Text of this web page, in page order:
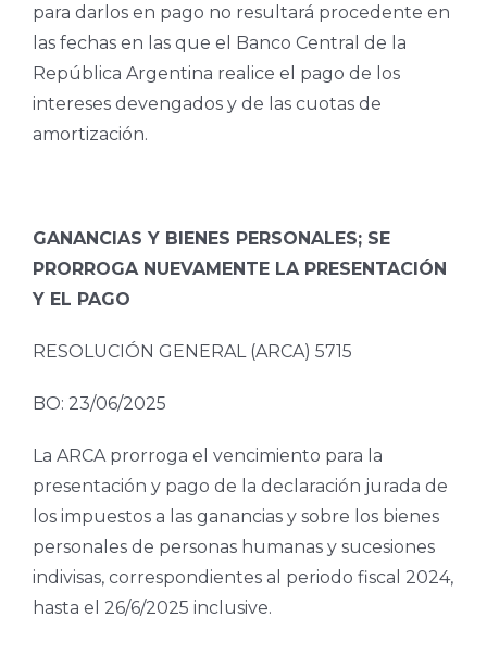
para darlos en pago no resultará procedente en
las fechas en las que el Banco Central de la
República Argentina realice el pago de los
intereses devengados y de las cuotas de
amortización.
GANANCIAS Y BIENES PERSONALES; SE
PRORROGA NUEVAMENTE LA PRESENTACIÓN
Y EL PAGO
RESOLUCIÓN GENERAL (ARCA) 5715
BO: 23/06/2025
La ARCA prorroga el vencimiento para la
presentación y pago de la declaración jurada de
los impuestos a las ganancias y sobre los bienes
personales de personas humanas y sucesiones
indivisas, correspondientes al periodo fiscal 2024,
hasta el 26/6/2025 inclusive.